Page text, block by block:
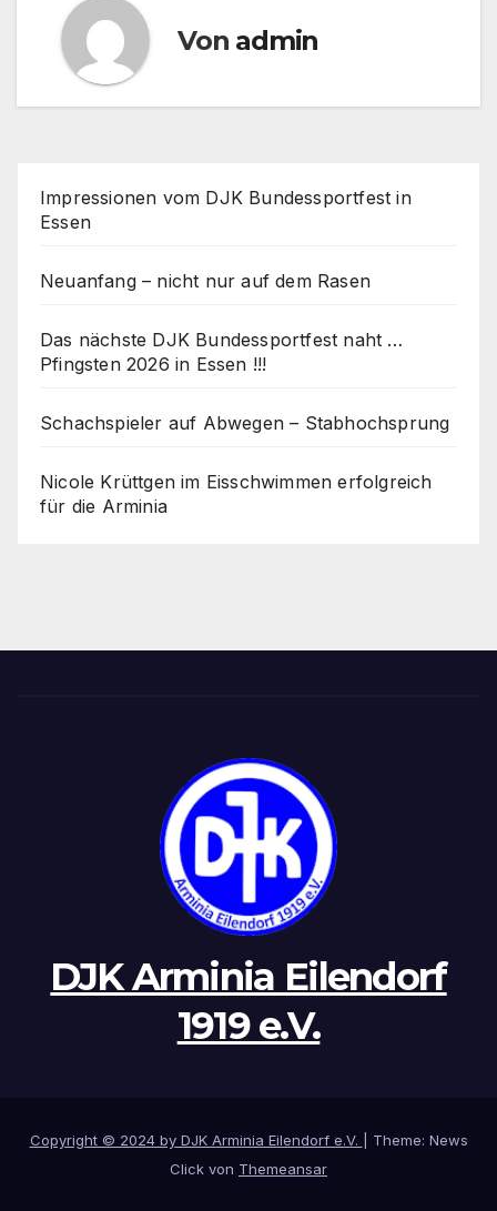
Von admin
Impressionen vom DJK Bundessportfest in
Essen
Neuanfang – nicht nur auf dem Rasen
Das nächste DJK Bundessportfest naht …
Pfingsten 2026 in Essen !!!
Schachspieler auf Abwegen – Stabhochsprung
Nicole Krüttgen im Eisschwimmen erfolgreich
für die Arminia
DJK Arminia Eilendorf
1919 e.V.
Copyright © 2024 by DJK Arminia Eilendorf e.V.
Theme: News
Click von Themeansar